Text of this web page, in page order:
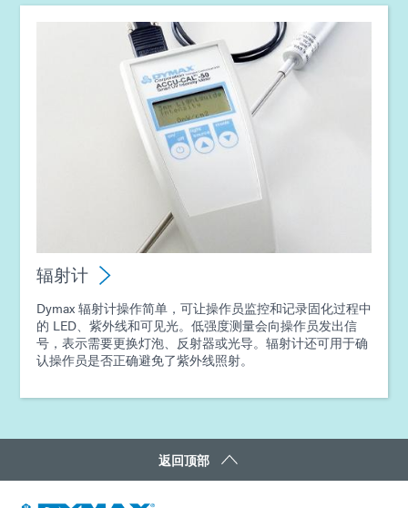
辐射计
Dymax 辐射计操作简单，可让操作员监控和记录固化过程中
的 LED、紫外线和可见光。低强度测量会向操作员发出信
号，表示需要更换灯泡、反射器或光导。辐射计还可用于确
认操作员是否正确避免了紫外线照射。
返回顶部